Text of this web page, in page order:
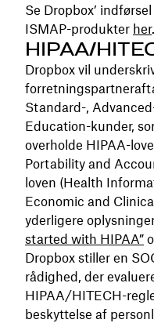
Se Dropbox’
ISMAP-produkter her.
HIPAA/
Dropbox vil
Standard-,
Education-kunder,
overholde HIPAA-
Portability and
loven (Health
Economic and
yderligere
started with HIPAA”
Dropbox stiller en
rådighed, der
HIPAA/HITECH-
beskyttelse af